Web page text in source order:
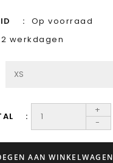
Op voorraad
2 werkdagen
+
-
AAN WINKELWAGEN